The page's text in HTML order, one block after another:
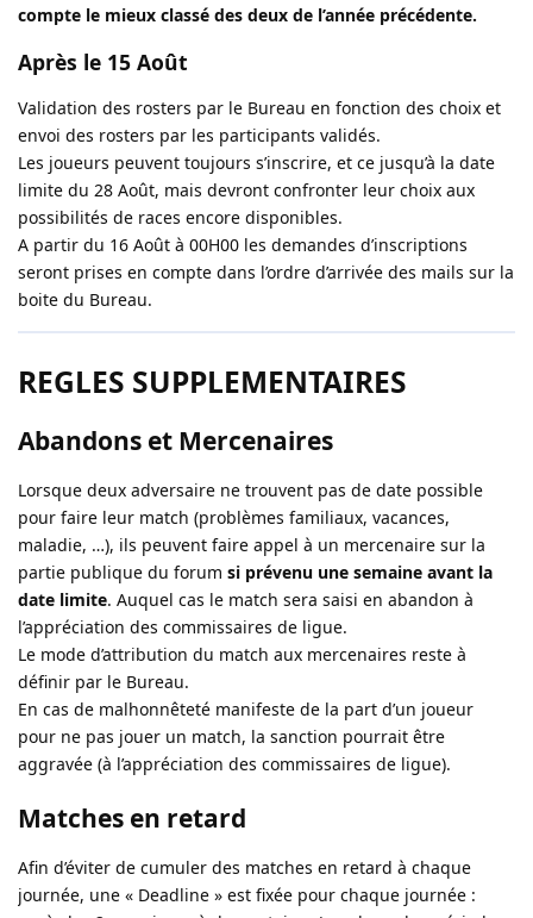
compte le mieux classé des deux de l’année précédente.
Après le 15 Août
Validation des rosters par le Bureau en fonction des choix et
envoi des rosters par les participants validés.
Les joueurs peuvent toujours s’inscrire, et ce jusqu’à la date
limite du 28 Août, mais devront confronter leur choix aux
possibilités de races encore disponibles.
A partir du 16 Août à 00H00 les demandes d’inscriptions
seront prises en compte dans l’ordre d’arrivée des mails sur la
boite du Bureau.
REGLES SUPPLEMENTAIRES
Abandons et Mercenaires
Lorsque deux adversaire ne trouvent pas de date possible
pour faire leur match (problèmes familiaux, vacances,
maladie, …), ils peuvent faire appel à un mercenaire sur la
partie publique du forum si prévenu une semaine avant la
date limite. Auquel cas le match sera saisi en abandon à
l’appréciation des commissaires de ligue.
Le mode d’attribution du match aux mercenaires reste à
définir par le Bureau.
En cas de malhonnêteté manifeste de la part d’un joueur
pour ne pas jouer un match, la sanction pourrait être
aggravée (à l’appréciation des commissaires de ligue).
Matches en retard
Afin d’éviter de cumuler des matches en retard à chaque
journée, une « Deadline » est fixée pour chaque journée :